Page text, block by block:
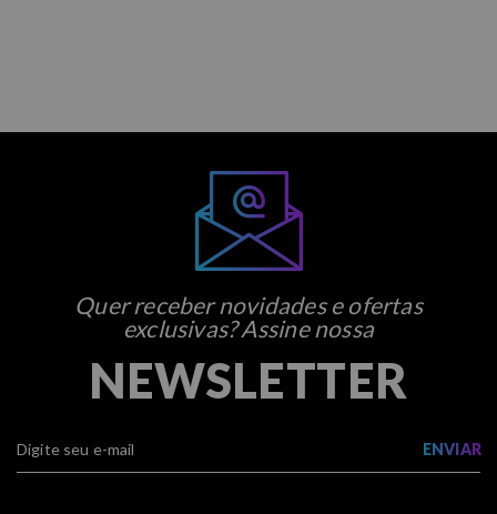
Quer receber novidades e ofertas
exclusivas? Assine nossa
NEWSLETTER
ENVIAR